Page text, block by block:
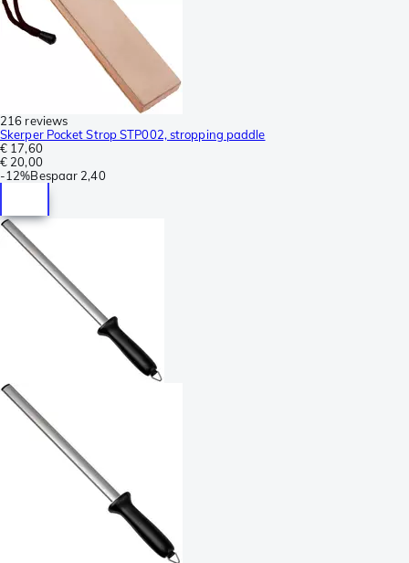
216 reviews
Skerper Pocket Strop STP002, stropping paddle
€ 17,60
€ 20,00
-12%Bespaar 2,40